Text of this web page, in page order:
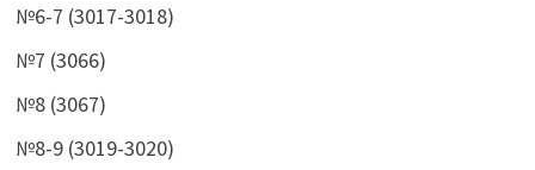
№6-7 (3017-3018)
№7 (3066)
№8 (3067)
№8-9 (3019-3020)